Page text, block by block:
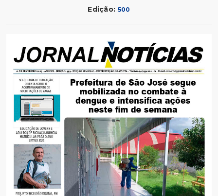
Edição: 500